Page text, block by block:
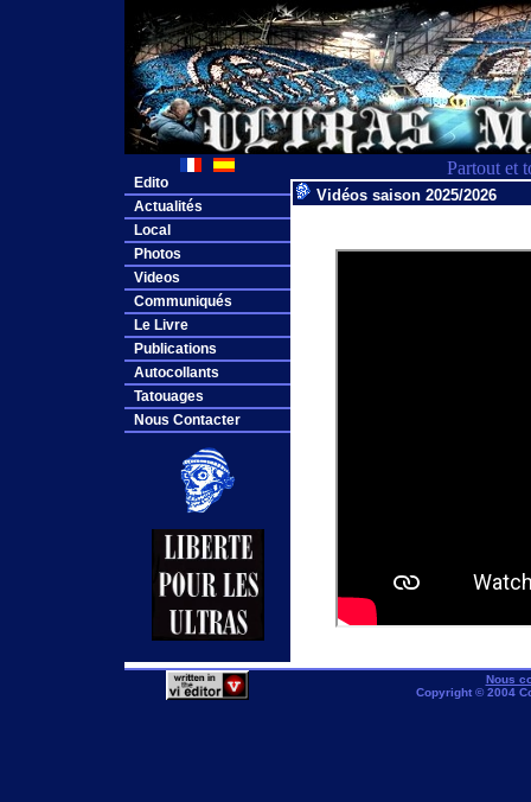
Partout et
Edito
Actualités
Local
Photos
Videos
Communiqués
Le Livre
Publications
Autocollants
Tatouages
Nous Contacter
Vidéos saison 2025/2026
Nous
Copyright © 2004